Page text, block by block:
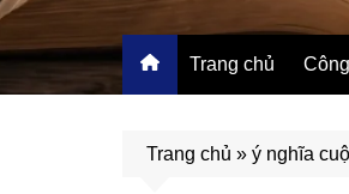
Trang chủ
Trang chủ » ý nghĩa